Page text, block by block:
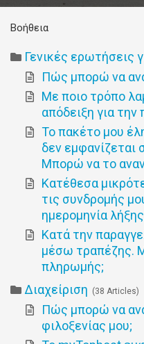
Βοήθεια
Γενικές ερωτήσεις
Πώς μπορώ να
Με ποιο τρόπο
απόδειξη για
Το πακέτο μου
δεν εμφανίζεται
Μπορώ να το
Κατέθεσα
τις συνδρομής
ημερομηνία
Κατά την
μέσω τραπέζης.
πληρωμής;
Διαχείριση
38 Articles
Πώς μπορώ να
φιλοξενίας μου;